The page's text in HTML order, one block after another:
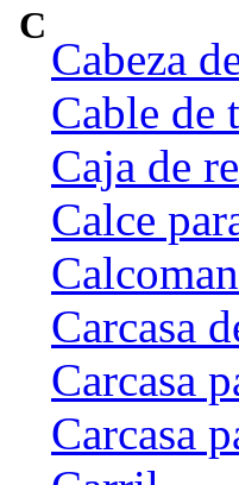
C
Cabeza
Cable de
Caja de
Calce
Carcasa
Carcasa
Carcasa